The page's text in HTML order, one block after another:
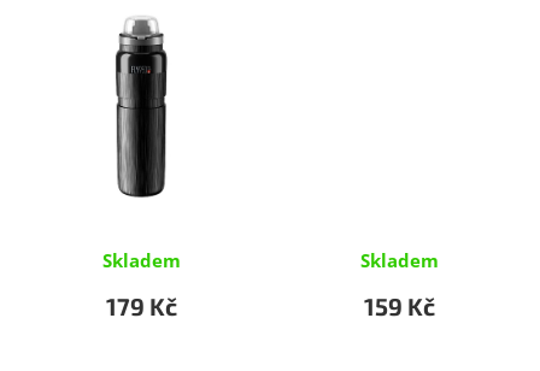
Skladem
179 Kč
Skladem
159 Kč